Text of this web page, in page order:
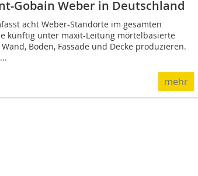
Gobain Weber in Deutschland
acht Weber-Standorte im gesamten
künftig unter maxit-Leitung mörtelbasierte
Boden, Fassade und Decke produzieren.
mehr